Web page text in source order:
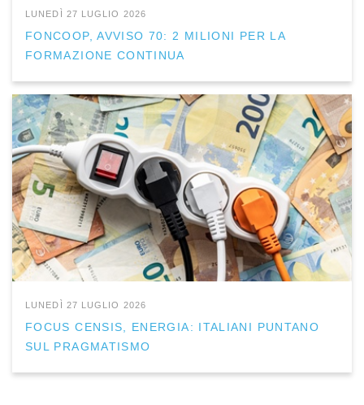
LUNEDÌ 27 LUGLIO 2026
FONCOOP, AVVISO 70: 2 MILIONI PER LA
FORMAZIONE CONTINUA
LUNEDÌ 27 LUGLIO 2026
FOCUS CENSIS, ENERGIA: ITALIANI PUNTANO
SUL PRAGMATISMO